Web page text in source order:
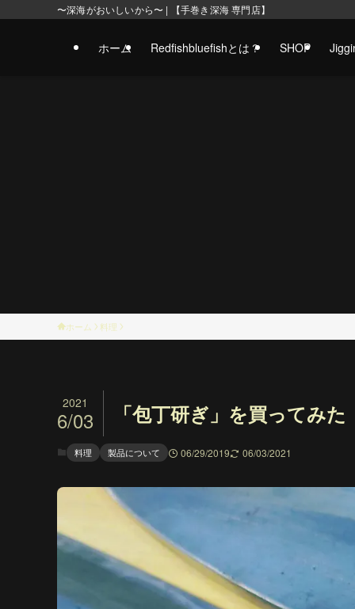
〜深海がおいしいから〜 | 【手巻き深海 専門店】
ホーム Redfishbluefishとは？ SHOP
ホーム 料理
「包丁研ぎ」を買ってみた
2021
6/03
料理 製品について 06/29/2019 06/03/2021